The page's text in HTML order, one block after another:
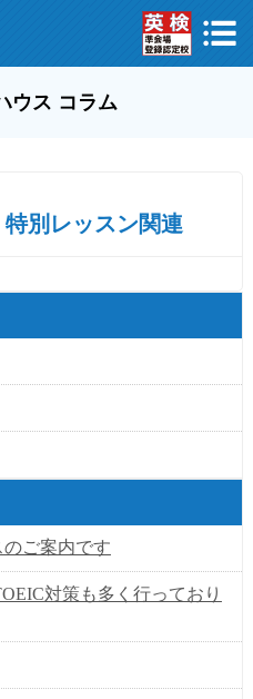
ウス コラム
別レッスン関連
ご案内です
対策も多く行っており